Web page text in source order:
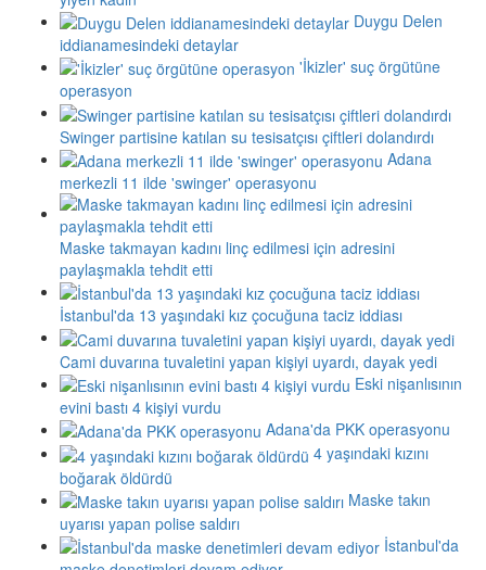
Duygu Delen
iddianamesindeki detaylar
'İkizler' suç örgütüne
operasyon
Swinger partisine katılan su tesisatçısı çiftleri dolandırdı
Adana
merkezli 11 ilde 'swinger' operasyonu
Maske takmayan kadını linç edilmesi için adresini
paylaşmakla tehdit etti
İstanbul'da 13 yaşındaki kız çocuğuna taciz iddiası
Cami duvarına tuvaletini yapan kişiyi uyardı, dayak yedi
Eski nişanlısının
evini bastı 4 kişiyi vurdu
Adana'da PKK operasyonu
4 yaşındaki kızını
boğarak öldürdü
Maske takın
uyarısı yapan polise saldırı
İstanbul'da